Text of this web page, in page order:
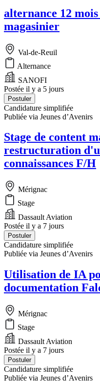
alternance 12
magasinier
Val-de-Reuil
Alternance
SANOFI
Postée il y a 5 jours
Postuler
Candidature simplifiée
Publiée via Jeunes d’Avenirs
Stage de content
restructuration
connaissances F/H
Mérignac
Stage
Dassault Aviation
Postée il y a 7 jours
Postuler
Candidature simplifiée
Publiée via Jeunes d’Avenirs
Utilisation de IA
documentation
Mérignac
Stage
Dassault Aviation
Postée il y a 7 jours
Postuler
Candidature simplifiée
Publiée via Jeunes d’Avenirs